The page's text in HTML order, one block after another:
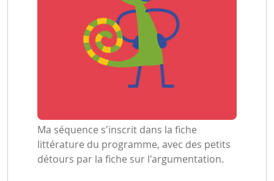
Ma séquence s'inscrit dans la fiche
littérature du programme, avec des petits
détours par la fiche sur l'argumentation.